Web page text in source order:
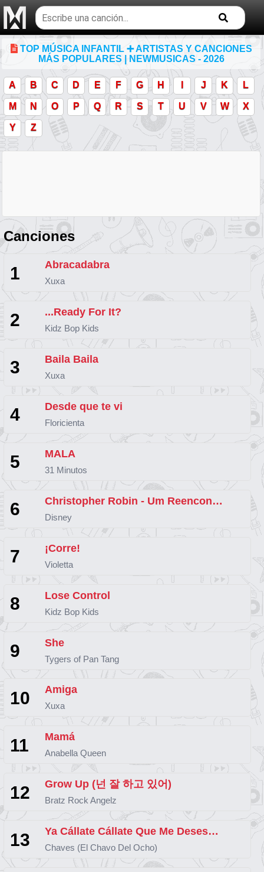
Buscar
temas
musicales
TOP MÚSICA INFANTIL ➕ ARTISTAS Y CANCIONES
MÁS POPULARES | NEWMUSICAS - 2026
A B C D E F G H I J K L
M N O P Q R S T U V W X
Y Z
Canciones
1 Abracadabra
Xuxa
2 ...Ready For It?
Kidz Bop Kids
3 Baila Baila
Xuxa
4 Desde que te vi
Floricienta
5 MALA
31 Minutos
6 Christopher Robin - Um Reencontro Inesquecível - Expotition to London
Disney
7 ¡Corre!
Violetta
8 Lose Control
Kidz Bop Kids
9 She
Tygers of Pan Tang
10 Amiga
Xuxa
11 Mamá
Anabella Queen
12 Grow Up (넌 잘 하고 있어)
Bratz Rock Angelz
13 Ya Cállate Cállate Que Me Desesperas
Chaves (El Chavo Del Ocho)